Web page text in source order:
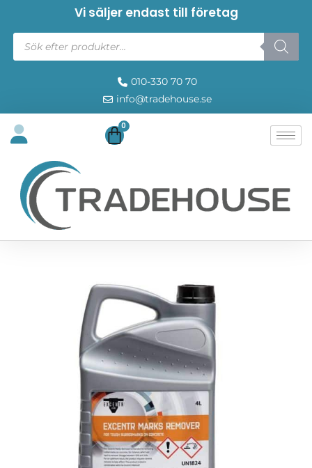
Vi säljer endast till företag
010-330 70 70
info@tradehouse.se
0